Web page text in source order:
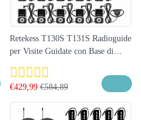
Retekess T130S T131S Radioguide
per Visite Guidate con Base di
€429,99 €584,89